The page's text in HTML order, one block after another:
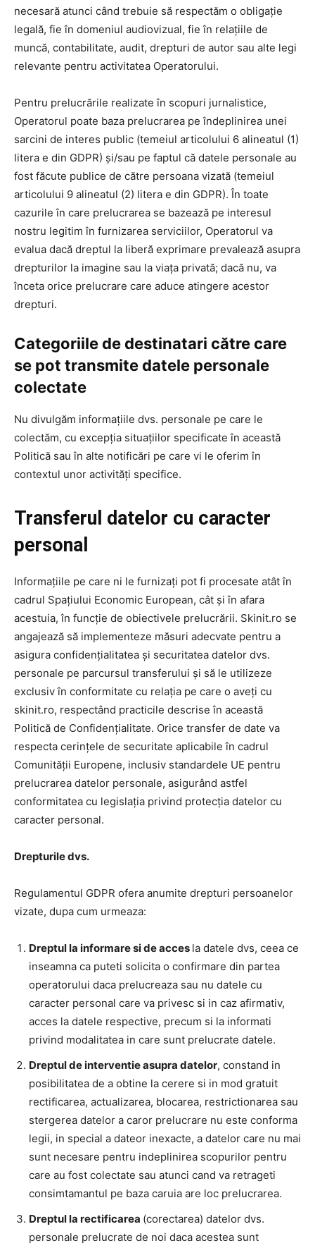
necesară atunci când trebuie să respectăm o obligație
legală, fie în domeniul audiovizual, fie în relațiile de
muncă, contabilitate, audit, drepturi de autor sau alte legi
relevante pentru activitatea Operatorului.
Pentru prelucrările realizate în scopuri jurnalistice,
Operatorul poate baza prelucrarea pe îndeplinirea unei
sarcini de interes public (temeiul articolului 6 alineatul (1)
litera e din GDPR) și/sau pe faptul că datele personale au
fost făcute publice de către persoana vizată (temeiul
articolului 9 alineatul (2) litera e din GDPR). În toate
cazurile în care prelucrarea se bazează pe interesul
nostru legitim în furnizarea serviciilor, Operatorul va
evalua dacă dreptul la liberă exprimare prevalează asupra
drepturilor la imagine sau la viața privată; dacă nu, va
înceta orice prelucrare care aduce atingere acestor
drepturi.
Categoriile de destinatari către care
se pot transmite datele personale
colectate
Nu divulgăm informațiile dvs. personale pe care le
colectăm, cu excepția situațiilor specificate în această
Politică sau în alte notificări pe care vi le oferim în
contextul unor activități specifice.
Transferul datelor cu caracter
personal
Informațiile pe care ni le furnizați pot fi procesate atât în
cadrul Spațiului Economic European, cât și în afara
acestuia, în funcție de obiectivele prelucrării. Skinit.ro se
angajează să implementeze măsuri adecvate pentru a
asigura confidențialitatea și securitatea datelor dvs.
personale pe parcursul transferului și să le utilizeze
exclusiv în conformitate cu relația pe care o aveți cu
skinit.ro, respectând practicile descrise în această
Politică de Confidențialitate. Orice transfer de date va
respecta cerințele de securitate aplicabile în cadrul
Comunității Europene, inclusiv standardele UE pentru
prelucrarea datelor personale, asigurând astfel
conformitatea cu legislația privind protecția datelor cu
caracter personal.
Drepturile dvs.
Regulamentul GDPR ofera anumite drepturi persoanelor
vizate, dupa cum urmeaza:
Dreptul la informare si de acces la datele dvs, ceea ce
inseamna ca puteti solicita o confirmare din partea
operatorului daca prelucreaza sau nu datele cu
caracter personal care va privesc si in caz afirmativ,
acces la datele respective, precum si la informati
privind modalitatea in care sunt prelucrate datele.
Dreptul de interventie asupra datelor, constand in
posibilitatea de a obtine la cerere si in mod gratuit
rectificarea, actualizarea, blocarea, restrictionarea sau
stergerea datelor a caror prelucrare nu este conforma
legii, in special a dateor inexacte, a datelor care nu mai
sunt necesare pentru indeplinirea scopurilor pentru
care au fost colectate sau atunci cand va retrageti
consimtamantul pe baza caruia are loc prelucrarea.
Dreptul la rectificarea (corectarea) datelor dvs.
personale prelucrate de noi daca acestea sunt